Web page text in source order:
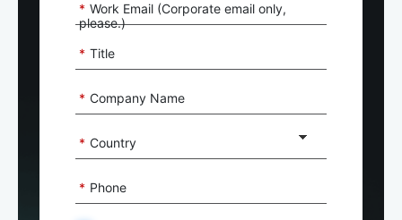
* Work Email (Corporate email only,
please.)
* Title
* Company Name
* Country
* Phone